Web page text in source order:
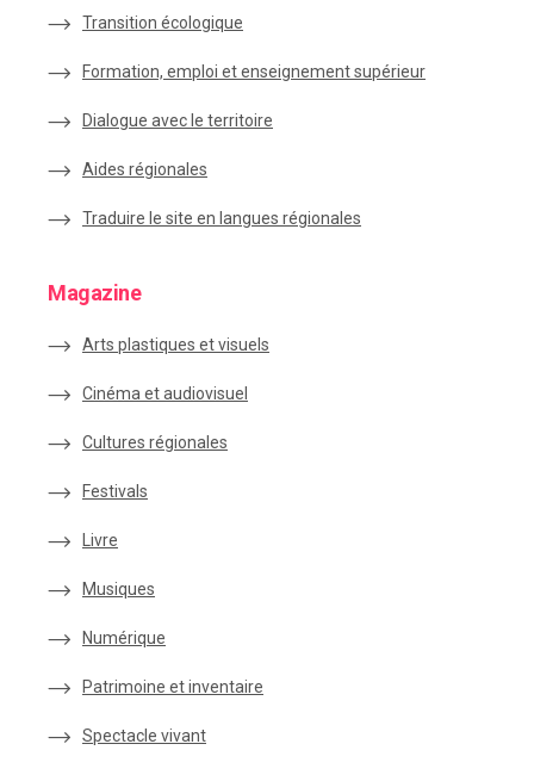
Transition écologique
Formation, emploi et enseignement supérieur
Dialogue avec le territoire
Aides régionales
Traduire le site en langues régionales
Magazine
Arts plastiques et visuels
Cinéma et audiovisuel
Cultures régionales
Festivals
Livre
Musiques
Numérique
Patrimoine et inventaire
Spectacle vivant